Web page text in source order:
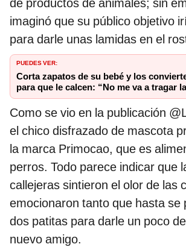
de productos de animales; sin
imaginó que su público objetivo
para darle unas lamidas en el
PUEDES VER:
Corta zapatos de su bebé y los
para que le calcen: “No me va a tragar
Como se vio en la publicación
el chico disfrazado de mascota
la marca Primocao, que es
perros. Todo parece indicar que
callejeras sintieron el olor de las
emocionaron tanto que hasta se
dos patitas para darle un poco
nuevo amigo.